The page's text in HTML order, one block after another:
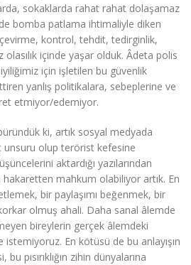
sokaklarda rahat rahat dolaşamaz
bomba patlama ihtimaliyle diken
kontrol, tehdit, tedirginlik,
içinde yaşar olduk. Âdeta polis
için işletilen bu güvenlik
yanlış politikalara, sebeplerine ve
etmiyor/edemiyor.
ki, artık sosyal medyada
unsuru olup terörist kefesine
aktardığı yazılarından
mahkum olabiliyor artık. En
bir paylaşımı beğenmek, bir
olmuş ahali. Daha sanal âlemde
bireylerin gerçek âlemdeki
istemiyoruz. En kötüsü de bu anlayışın
pısırıklığın zihin dünyalarına